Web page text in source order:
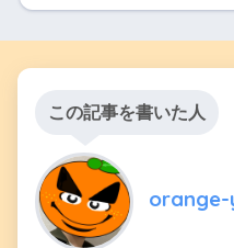
この記事を書いた人